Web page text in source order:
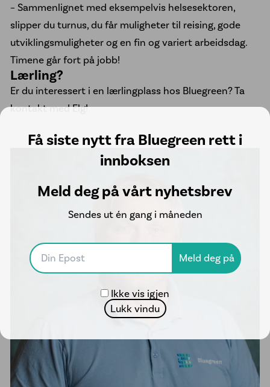
Få siste nytt fra Bluegreen rett i
innboksen
Meld deg på vårt nyhetsbrev
Sendes ut én gang i måneden
Ikke vis igjen
Lukk vindu
– Sammenlignet med eksempelvis helsesektoren,
slipper du turnus, du får muligheter til reising, gode
utviklingsmuligheter og en fin og variert arbeidsdag.
Timene går fort på jobb!
Lærling?
Er du interessert i en lærlingplass hos Bluegreen? Ta
kontakt med Elg!